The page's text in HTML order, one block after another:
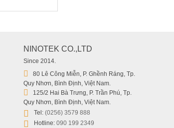
NINOTEK CO.,LTD
Since 2014.
80 Lê Công Miễn, P. Ghềnh Ráng, Tp.
Quy Nhơn, Bình Định, Việt Nam.
125/2 Hai Bà Trưng, P. Trần Phú, Tp.
Quy Nhơn, Bình Định, Việt Nam.
Tel: (0256) 3579 888
Hotline: 090 199 2349